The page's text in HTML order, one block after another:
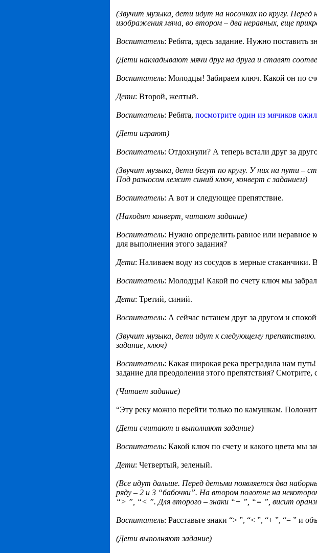
(Звучит музыка, дети идут на носочках по кругу.
изображения мяча, во втором – два неравных, еще
Воспитатель: Ребята, здесь задание. Нужно поставить
(Дети накладывают мячи друг на друга и ставят
Воспитатель: Молодцы! Забираем ключ. Какой он по
Дети: Второй, желтый.
Воспитатель: Ребята, посмотрите один из мячиков ожил
(Дети играют)
Воспитатель: Отдохнули? А теперь встали друг за
(Звучит музыка, дети бегут по кругу. У них на пути –
Под разносом лежит синий ключ, конверт с заданием)
Воспитатель: А вот и следующее препятствие.
(Находят конверт, читают задание)
Воспитатель: Нужно определить равное или неравное
для выполнения этого задания?
Дети: Наливаем воду из сосудов в мерные стаканчики.
Воспитатель: Молодцы! Какой по счету ключ мы
Дети: Третий, синий.
Воспитатель: А сейчас встанем друг за другом и
(Звучит музыка, дети идут к следующему препятствию.
задание, ключ)
Воспитатель: Какая широкая река преградила нам
задание для преодоления этого препятствия?
(Читает задание)
“Эту реку можно перейти только по камушкам.
(Дети считают и выполняют задание)
Воспитатель: Какой ключ по счету и какого цвета мы
Дети: Четвертый, зеленый.
(Все идут дальше. Перед детьми появляется два
ряду – 2 и 3 “бабочки”. На втором полотне на
“> ”, “< ”. Для второго – знаки “+ ”, “= ”, висит
Воспитатель: Расставьте знаки “> ”, “< ”, “+ ”, “= ” и
(Дети выполняют задание)